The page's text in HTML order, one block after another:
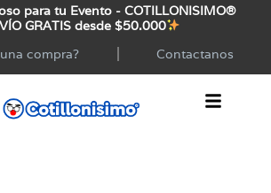
para tu Evento - COTILLONISIMO®
GRATIS desde $50.000
compra?
Contactanos